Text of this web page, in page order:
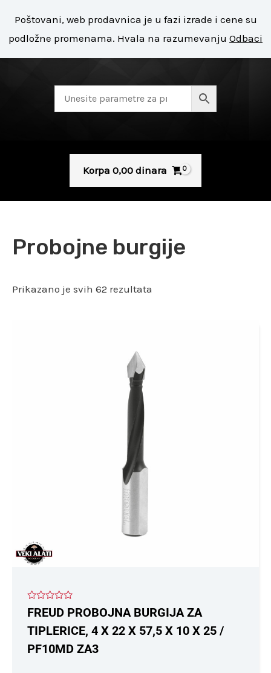
sadržaj
+ 381 11 8127 400
Korpa 0,00 dinara
Probojne burgije
Prikazano je svih 62 rezultata
popularity
Ocenjeno
sa
0
od
FREUD PROBOJNA BURGIJA ZA
TIPLERICE, 4 X 22 X 57,5 X 10 X 25 /
PF10MD ZA3
Poštovani, web prodavnica je u fazi izrade i cene su
podložne promenama. Hvala na razumevanju Odbaci